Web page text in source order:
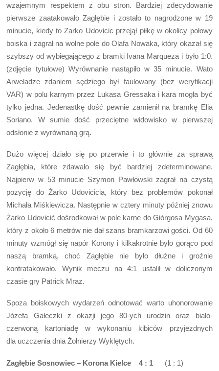
wzajemnym respektem z obu stron. Bardziej zdecydowanie
pierwsze zaatakowało Zagłębie i zostało to nagrodzone w 19
minucie, kiedy to Zarko Udovicic przejął piłkę w okolicy połowy
boiska i zagrał na wolne pole do Olafa Nowaka, który okazał się
szybszy od wybiegającego z bramki Ivana Marqueza i było 1:0.
(zdjęcie tytułowe) Wyrównanie nastąpiło w 35 minucie. Wato
Arweladze zdaniem sędziego był faulowany (bez weryfikacji
VAR) w polu karnym przez Lukasa Gressaka i kara mogła być
tylko jedna. Jedenastkę dość pewnie zamienił na bramkę Elia
Soriano. W sumie dość przeciętne widowisko w pierwszej
odsłonie z wyrównaną grą.
Dużo więcej działo się po przerwie i to głównie za sprawą
Zagłębia, które zdawało się być bardziej zdeterminowane.
Najpierw w 53 minucie Szymon Pawłowski zagrał na czystą
pozycję do Żarko Udovicicia, który bez problemów pokonał
Michała Miśkiewicza. Następnie w cztery minuty później znowu
Żarko Udovicić dośrodkował w pole karne do Giórgosa Mygasa,
który z około 6 metrów nie dał szans bramkarzowi gości. Od 60
minuty wzmógł się napór Korony i kilkakrotnie było gorąco pod
naszą bramką, choć Zagłębie nie było dłużne i groźnie
kontratakowało. Wynik meczu na 4:1 ustalił w doliczonym
czasie gry Patrick Mraz.
Spoza boiskowych wydarzeń odnotować warto uhonorowanie
Józefa Gałeczki z okazji jego 80-ych urodzin oraz biało-
czerwoną kartoniadę w wykonaniu kibiców przyjezdnych
dla uczczenia dnia Żołnierzy Wyklętych.
Zagłębie Sosnowiec – Korona Kielce 4 : 1 (1 : 1)